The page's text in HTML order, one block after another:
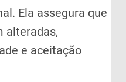
Ela assegura que
alteradas,
e aceitação